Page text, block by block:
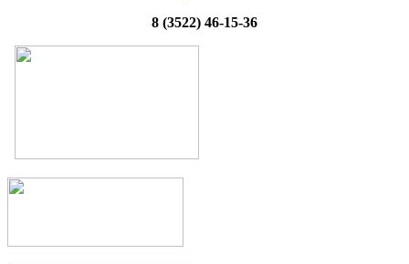
8 (3522) 46-15-36